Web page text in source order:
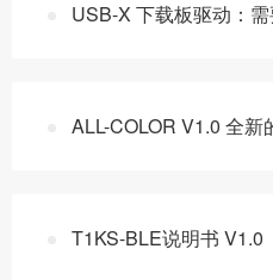
USB-X 下载板驱动：
ALL-COLOR V1.0 全
T1KS-BLE说明书 V1.0